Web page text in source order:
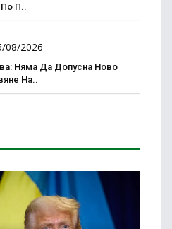
П..
08/2026
Няма Да Допусна Ново
На..